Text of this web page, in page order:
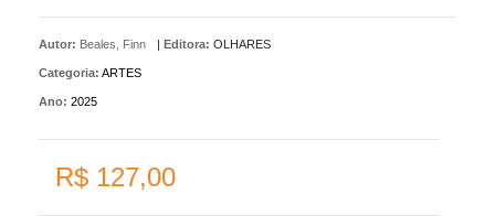
Autor: Beales, Finn Editora: OLHARES
Categoria: ARTES
Ano: 2025
R$ 127,00